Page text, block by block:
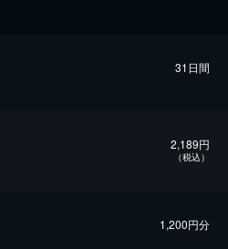
31日間
2,189円
（税込）
1,200円分